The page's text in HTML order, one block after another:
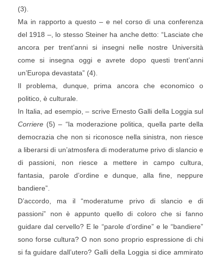
(3).
Ma in rapporto a questo – e nel corso di una conferenza
del 1918 –, lo stesso Steiner ha anche detto: “Lasciate che
ancora per trent’anni si insegni nelle nostre Università
come si insegna oggi e avrete dopo questi trent’anni
un’Europa devastata” (4).
Il problema, dunque, prima ancora che economico o
politico, è culturale.
In Italia, ad esempio, – scrive Ernesto Galli della Loggia sul
Corriere(5) – “la moderazione politica, quella parte della
democrazia che non si riconosce nella sinistra, non riesce
a liberarsi di un’atmosfera di moderatume privo di slancio e
di passioni, non riesce a mettere in campo cultura,
fantasia, parole d’ordine e dunque, alla fine, neppure
bandiere”.
D’accordo, ma il “moderatume privo di slancio e di
passioni” non è appunto quello di coloro che si fanno
guidare dal cervello? E le “parole d’ordine” e le “bandiere”
sono forse cultura? O non sono proprio espressione di chi
si fa guidare dall’utero? Galli della Loggia si dice ammirato